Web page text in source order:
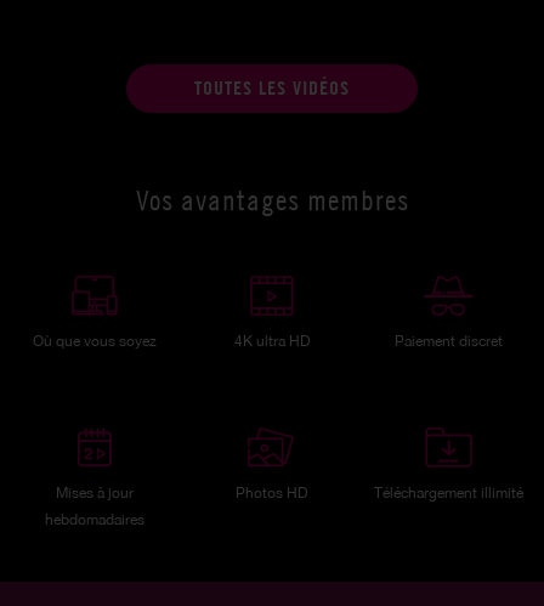
TOUTES LES VIDÉOS
Vos avantages membres
Où que vous soyez 4K ultra HD Paiement discret
Mises à jour
hebdomadaires
Photos HD Téléchargement illimité